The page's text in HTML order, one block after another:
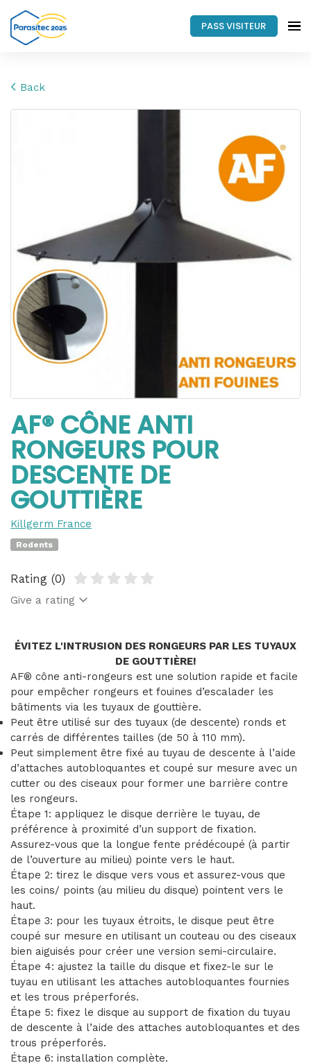
PASS VISITEUR
Back
AF® CÔNE ANTI
RONGEURS POUR
DESCENTE DE
GOUTTIÈRE
Killgerm France
Rodents
Rating (0)
Give a rating
ÉVITEZ L'INTRUSION DES RONGEURS PAR LES TUYAUX
DE GOUTTIÈRE!
AF® cône anti-rongeurs est une solution rapide et facile
pour empêcher rongeurs et fouines d’escalader les
bâtiments via les tuyaux de gouttière.
Peut être utilisé sur des tuyaux (de descente) ronds et
carrés de différentes tailles (de 50 à 110 mm).
Peut simplement être fixé au tuyau de descente à l’aide
d’attaches autobloquantes et coupé sur mesure avec un
cutter ou des ciseaux pour former une barrière contre
les rongeurs.
Étape 1: appliquez le disque derrière le tuyau, de
préférence à proximité d’un support de fixation.
Assurez-vous que la longue fente prédécoupé (à partir
de l’ouverture au milieu) pointe vers le haut.
Étape 2: tirez le disque vers vous et assurez-vous que
les coins/ points (au milieu du disque) pointent vers le
haut.
Étape 3: pour les tuyaux étroits, le disque peut être
coupé sur mesure en utilisant un couteau ou des ciseaux
bien aiguisés pour créer une version semi-circulaire.
Étape 4: ajustez la taille du disque et fixez-le sur le
tuyau en utilisant les attaches autobloquantes fournies
et les trous préperforés.
Étape 5: fixez le disque au support de fixation du tuyau
de descente à l’aide des attaches autobloquantes et des
trous préperforés.
Étape 6: installation complète.